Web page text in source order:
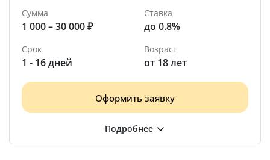
Сумма
1 000 – 30 000 ₽
Ставка
до 0.8%
Срок
1 - 16 дней
Возраст
от 18 лет
Оформить заявку